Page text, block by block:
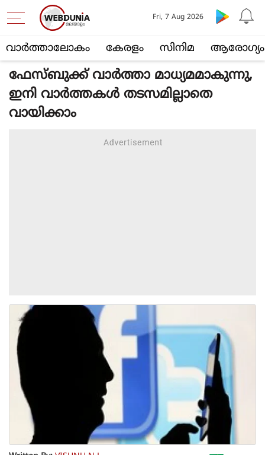
വാര്‍ത്താലോകം കേരളം സിനിമ ആരോഗ്യം
Fri, 7 Aug 2026
ഫേസ്ബുക്ക് വാര്‍ത്താ മാധ്യമമാകുന്നു,
ഇനി വാര്‍ത്തകള്‍ തടസമില്ലാതെ
വായിക്കാം